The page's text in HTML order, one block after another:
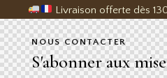
Livraison offerte dès
NOUS CONTACTER
S'abonner aux